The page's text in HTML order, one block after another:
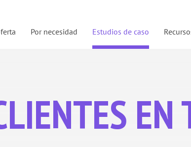
Por necesidad Estudios de caso
EN